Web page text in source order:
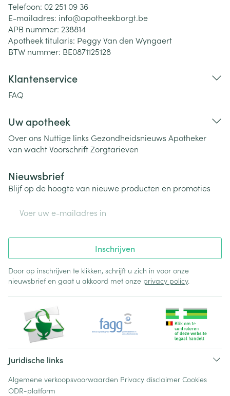
Telefoon: 02 251 09 36
E-mailadres: info@apotheekborgt.be
APB nummer: 238814
Apotheek titularis: Peggy Van den Wyngaert
BTW nummer: BE0871125128
Klantenservice
FAQ
Uw apotheek
Over ons Nuttige links Gezondheidsnieuws Apotheker
van wachtVoorschriftZorgtarieven
Nieuwsbrief
Blijf op de hoogte van nieuwe producten en promoties
Inschrijven
Door op inschrijven te klikken, schrijft u zich in voor onze
nieuwsbrief en gaat u akkoord met onze privacy policy.
Juridische links
Algemene verkoopsvoorwaarden Privacy disclaimer Cookies
ODR-platform